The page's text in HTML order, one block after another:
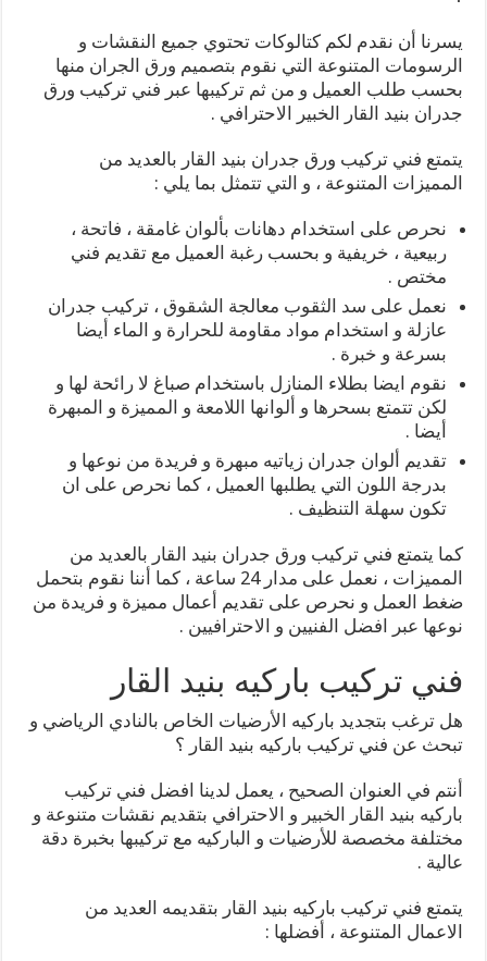
يسرنا أن نقدم لكم كتالوكات تحتوي جميع النقشات و
الرسومات المتنوعة التي نقوم بتصميم ورق الجران منها
بحسب طلب العميل و من ثم تركيبها عبر فني تركيب ورق
جدران بنيد القار الخبير الاحترافي .
يتمتع فني تركيب ورق جدران بنيد القار بالعديد من
المميزات المتنوعة ، و التي تتمثل بما يلي :
نحرص على استخدام دهانات بألوان غامقة ، فاتحة ،
ربيعية ، خريفية و بحسب رغبة العميل مع تقديم فني
مختص .
نعمل على سد الثقوب معالجة الشقوق ، تركيب جدران
عازلة و استخدام مواد مقاومة للحرارة و الماء أيضا
بسرعة و خبرة .
نقوم ايضا بطلاء المنازل باستخدام صباغ لا رائحة لها و
لكن تتمتع بسحرها و ألوانها اللامعة و المميزة و المبهرة
أيضا .
تقديم ألوان جدران زياتيه مبهرة و فريدة من نوعها و
بدرجة اللون التي يطلبها العميل ، كما نحرص على ان
تكون سهلة التنظيف .
كما يتمتع فني تركيب ورق جدران بنيد القار بالعديد من
المميزات ، نعمل على مدار 24 ساعة ، كما أننا نقوم بتحمل
ضغط العمل و نحرص على تقديم أعمال مميزة و فريدة من
نوعها عبر افضل الفنيين و الاحترافيين .
فني تركيب باركيه بنيد القار
هل ترغب بتجديد باركيه الأرضيات الخاص بالنادي الرياضي و
تبحث عن فني تركيب باركيه بنيد القار ؟
أنتم في العنوان الصحيح ، يعمل لدينا افضل فني تركيب
باركيه بنيد القار الخبير و الاحترافي بتقديم نقشات متنوعة و
مختلفة مخصصة للأرضيات و الباركيه مع تركيبها بخبرة دقة
عالية .
يتمتع فني تركيب باركيه بنيد القار بتقديمه العديد من
الاعمال المتنوعة ، أفضلها :